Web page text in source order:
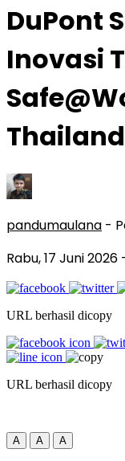
DuPont
Inovasi
Thailand
pandumaulana -
Rabu, 17 Juni 2026
URL berhasil dicopy
URL berhasil dicopy
A A A